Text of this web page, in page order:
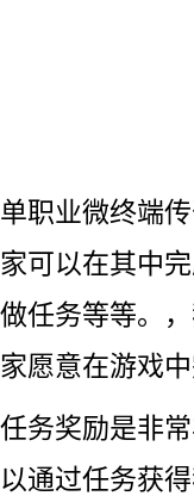
单职业微终端
家可以在其中
做任务等等。
家愿意在游戏
任务奖励是非
以通过任务获